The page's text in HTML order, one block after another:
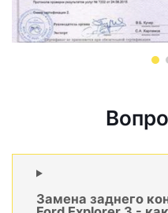
Замена заднего